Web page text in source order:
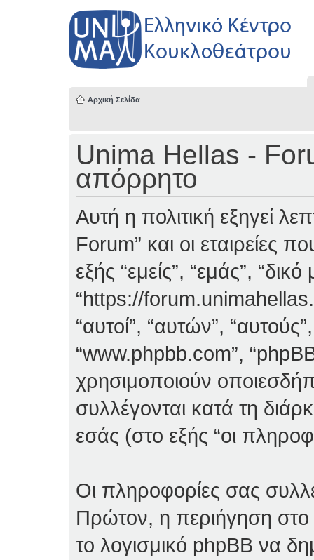
Αρχική Σελίδα
Unima Hellas -
απόρρητο
Αυτή η πολιτική εξηγεί
Forum” και οι εταιρείες
εξής “εμείς”, “εμάς”,
“https://
“αυτοί”, “αυτών”,
“www.phpbb.com”,
χρησιμοποιούν
συλλέγονται κατά τη
εσάς (στο εξής “οι
Οι πληροφορίες σας
Πρώτον, η περιήγηση στο
το λογισμικό phpBB να